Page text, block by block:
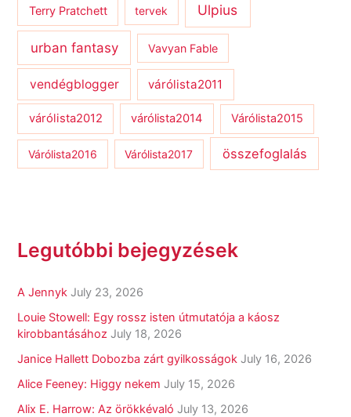
Terry Pratchett tervek Ulpius
urban fantasy Vavyan Fable
vendégblogger várólista2011
várólista2012 várólista2014 Várólista2015
Várólista2016 Várólista2017 összefoglalás
Legutóbbi bejegyzések
A Jennyk July 23, 2026
Louie Stowell: Egy ​rossz isten útmutatója a káosz
kirobbantásához July 18, 2026
Janice Hallett Dobozba zárt gyilkosságok July 16, 2026
Alice Feeney: Higgy nekem July 15, 2026
Alix E. Harrow: Az örökkévaló July 13, 2026